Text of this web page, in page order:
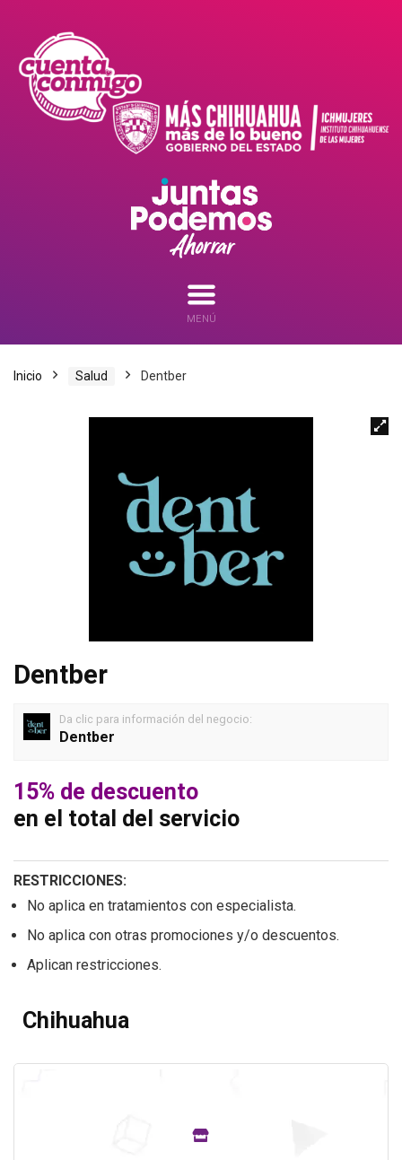
MENÚ
Inicio Salud Dentber
Dentber
Da clic para información del negocio:
Dentber
15% de descuento
en el total del servicio
RESTRICCIONES:
No aplica en tratamientos con especialista.
No aplica con otras promociones y/o descuentos.
Aplican restricciones.
Chihuahua